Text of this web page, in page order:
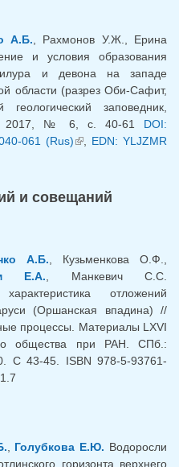
А.Б. , Рахмонов У.Ж., Ерина
и условия образования
и девона на западе
области (разрез Оби-Сафит,
геологический заповедник,
2017, № 6, с. 40-61 DOI:
061 (Rus)(внешняя
EDN: YLJZMR
и совещаний
А.Б. , Кузьменкова О.Ф.,
Е.А. , Манкевич С.С.
характеристика отложений
(Оршанская впадина) //
процессы. Материалы LXVI
общества при РАН. СПб.:
C 43-45. ISBN 978-5-93761-
Голубкова Е.Ю. Водоросли
горизонта верхнего